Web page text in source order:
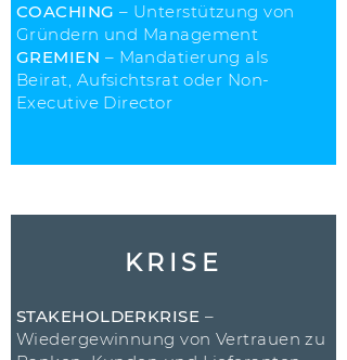
COACHING– Unterstützung von
Gründern und Management
GREMIEN – Mandatierung als
Beirat, Aufsichtsrat oder Non-
Executive Director
STAKEHOLDERKRISE –
Wiedergewinnung von Vertrauen zu
KRISE